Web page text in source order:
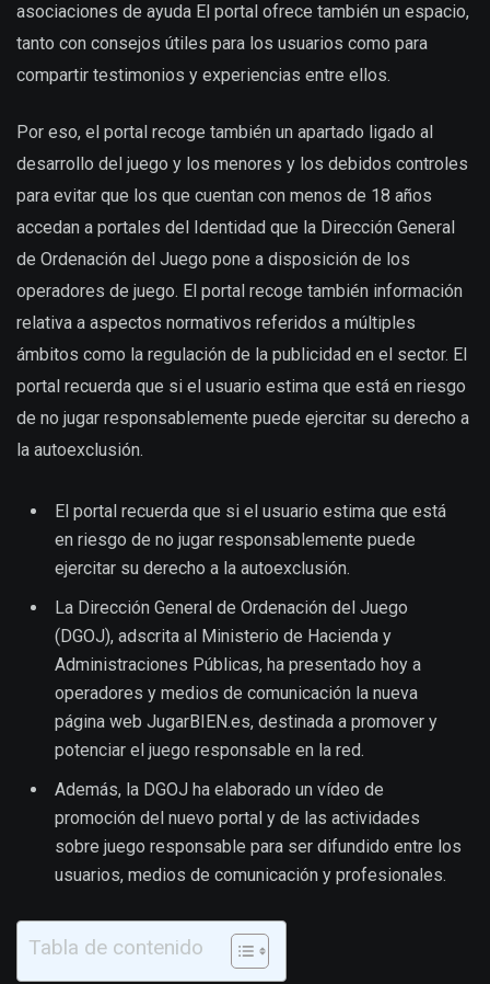
asociaciones de ayuda El portal ofrece también un espacio,
tanto con consejos útiles para los usuarios como para
compartir testimonios y experiencias entre ellos.
Por eso, el portal recoge también un apartado ligado al
desarrollo del juego y los menores y los debidos controles
para evitar que los que cuentan con menos de 18 años
accedan a portales del Identidad que la Dirección General
de Ordenación del Juego pone a disposición de los
operadores de juego. El portal recoge también información
relativa a aspectos normativos referidos a múltiples
ámbitos como la regulación de la publicidad en el sector. El
portal recuerda que si el usuario estima que está en riesgo
de no jugar responsablemente puede ejercitar su derecho a
la autoexclusión.
El portal recuerda que si el usuario estima que está
en riesgo de no jugar responsablemente puede
ejercitar su derecho a la autoexclusión.
La Dirección General de Ordenación del Juego
(DGOJ), adscrita al Ministerio de Hacienda y
Administraciones Públicas, ha presentado hoy a
operadores y medios de comunicación la nueva
página web JugarBIEN.es, destinada a promover y
potenciar el juego responsable en la red.
Además, la DGOJ ha elaborado un vídeo de
promoción del nuevo portal y de las actividades
sobre juego responsable para ser difundido entre los
usuarios, medios de comunicación y profesionales.
Tabla de contenido